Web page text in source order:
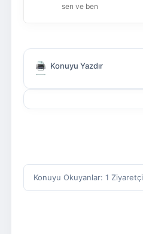
sen ve ben
Konuyu Yazdır
Konuyu Okuyanlar: 1 Ziyaretçi